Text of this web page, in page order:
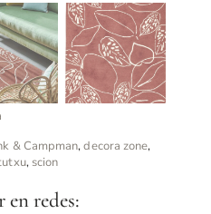
& Campman,decora zone,
, scion
redes: